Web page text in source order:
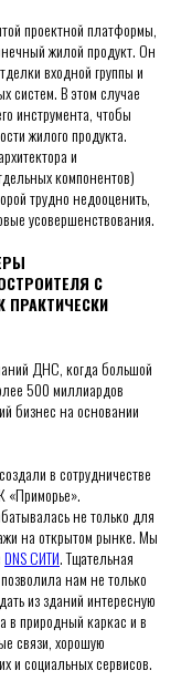
проектной платформы,
жилой продукт. Он
входной группы и
систем. В этом случае
инструмента, чтобы
жилого продукта.
и
компонентов)
трудно недооценить,
усовершенствования.
С
ДНС, когда большой
500 миллиардов
бизнес на основании
в сотрудничестве
не только для
на открытом рынке. Мы
DNS СИТИ. Тщательная
нам не только
из зданий интересную
в природный каркас и в
связи, хорошую
и социальных сервисов.